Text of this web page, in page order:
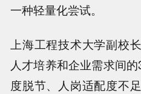
一种轻量化尝试。
上海工程技术大学副校
人才培养和企业需求间
度脱节、人岗适配度不